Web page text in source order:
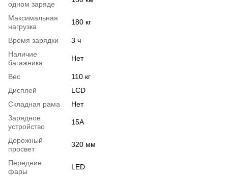
одном заряде
Максимальная
нагрузка
180 кг
Время зарядки
3 ч
Наличие
багажника
Нет
Вес
110 кг
Дисплей
LCD
Складная рама
Нет
Зарядное
устройство
15А
Дорожный
просвет
320 мм
Передние
фары
LED